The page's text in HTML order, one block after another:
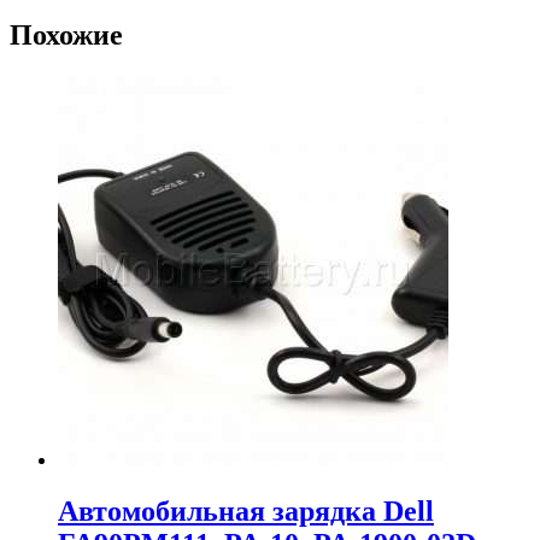
Похожие
Автомобильная зарядка Dell